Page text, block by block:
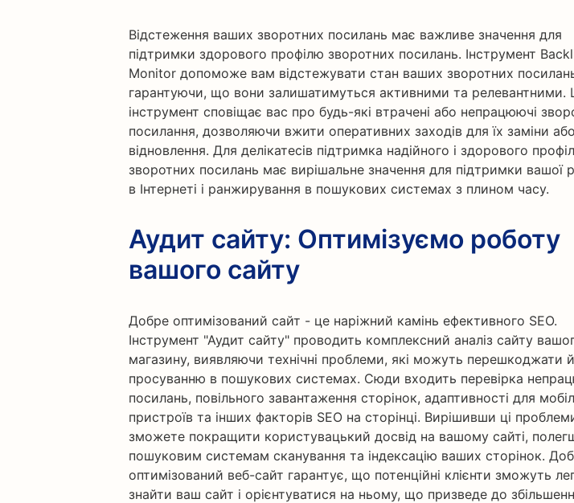
Відстеження ваших зворотних посилань має важливе значення для
підтримки здорового профілю зворотних посилань. Інструмент
Monitor допоможе вам відстежувати стан ваших зворотних
гарантуючи, що вони залишатимуться активними та релевантними.
інструмент сповіщає вас про будь-які втрачені або непрацюючі
посилання, дозволяючи вжити оперативних заходів для їх заміни або
відновлення. Для делікатесів підтримка надійного і здорового
зворотних посилань має вирішальне значення для підтримки вашої
в Інтернеті і ранжирування в пошукових системах з плином часу.
Аудит сайту: Оптимізуємо роботу
вашого сайту
Добре оптимізований сайт - це наріжний камінь ефективного SEO.
Інструмент "Аудит сайту" проводить комплексний аналіз сайту
магазину, виявляючи технічні проблеми, які можуть перешкоджати
просуванню в пошукових системах. Сюди входить перевірка
посилань, повільного завантаження сторінок, адаптивності для
пристроїв та інших факторів SEO на сторінці. Вирішивши ці
зможете покращити користувацький досвід на вашому сайті,
пошуковим системам сканування та індексацію ваших сторінок.
оптимізований веб-сайт гарантує, що потенційні клієнти зможуть
знайти ваш сайт і орієнтуватися на ньому, що призведе до